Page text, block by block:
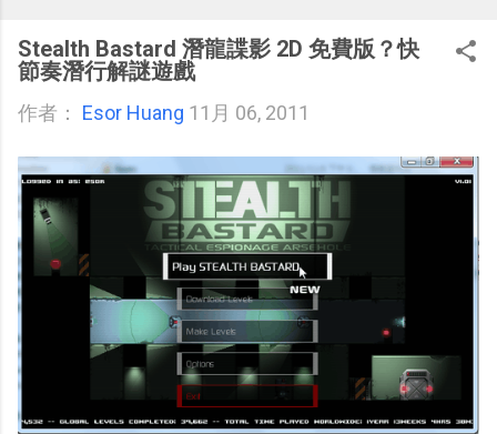
Stealth Bastard 潛龍諜影 2D 免費版？快
節奏潛行解謎遊戲
作者： Esor Huang 11月 06, 2011